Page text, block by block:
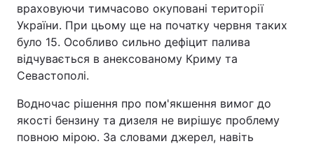
враховуючи тимчасово окуповані території
України. При цьому ще на початку червня таких
було 15. Особливо сильно дефіцит палива
відчувається в анексованому Криму та
Севастополі.
Водночас рішення про пом'якшення вимог до
якості бензину та дизеля не вирішує проблему
повною мірою. За словами джерел, навіть